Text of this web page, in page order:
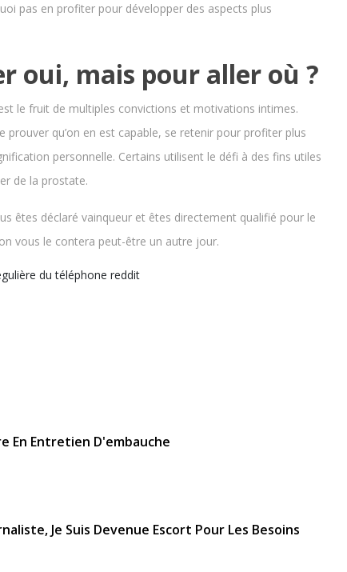
pas en profiter pour développer des aspects plus
oui, mais pour aller où ?
le fruit de multiples convictions et motivations intimes.
qu’on en est capable, se retenir pour profiter plus
personnelle. Certains utilisent le défi à des fins utiles
de la prostate.
êtes déclaré vainqueur et êtes directement qualifié pour le
vous le contera peut-être un autre jour.
du téléphone reddit
En Entretien D'embauche
Je Suis Devenue Escort Pour Les Besoins